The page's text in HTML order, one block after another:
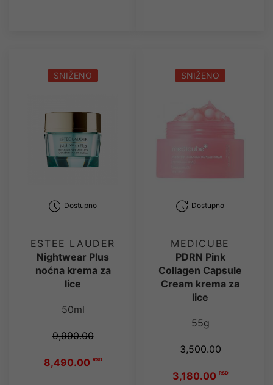
SNIŽENO
Dostupno
ESTEE LAUDER
Nightwear Plus
noćna krema za
lice
50ml
9,990.00
8,490.00 RSD
SNIŽENO
Dostupno
MEDICUBE
PDRN Pink
Collagen Capsule
Cream krema za
lice
55g
3,500.00
3,180.00 RSD